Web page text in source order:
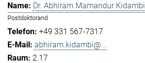
Dr. Abhiram Mamandur Kidambi
Postdoktorand
+49 331 567-7317
abhiram.kidambi@...
2.17